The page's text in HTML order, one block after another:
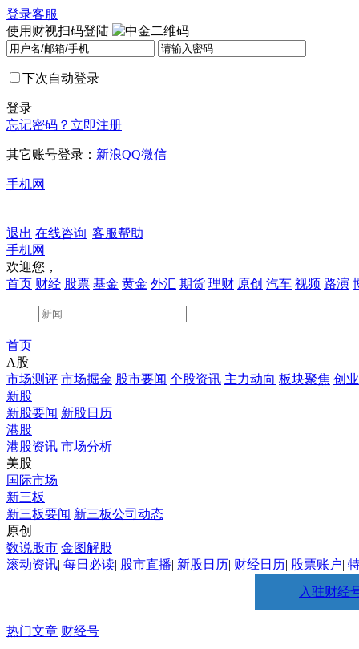
登录客服
使用财视扫码登陆
下次自动登录
登录
忘记密码？ 立即注册
其它账号登录： 新浪QQ微信
手机网
退出 在线咨询 |客服帮助
手机网
欢迎您，
首页 财经 股票 基金 黄金 外汇 期货 理财 原创 汽车 视频 路演
首页
A股
市场测评 市场掘金 股市要闻 个股资讯 主力动向 板块聚焦 创
新股
新股要闻 新股日历
港股
港股资讯 市场分析
美股
国际市场
新三板
新三板要闻 新三板公司动态
原创
数说股市 金图解股
滚动资讯| 每日必读| 股市直播| 新股日历| 财经日历| 股票账户|
入驻财经
热门文章 财经号